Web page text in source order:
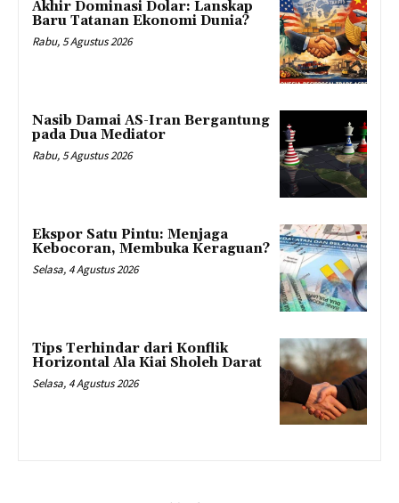
Akhir Dominasi Dolar: Lanskap
Baru Tatanan Ekonomi Dunia?
Rabu, 5 Agustus 2026
Nasib Damai AS-Iran Bergantung
pada Dua Mediator
Rabu, 5 Agustus 2026
Ekspor Satu Pintu: Menjaga
Kebocoran, Membuka Keraguan?
Selasa, 4 Agustus 2026
Tips Terhindar dari Konflik
Horizontal Ala Kiai Sholeh Darat
Selasa, 4 Agustus 2026